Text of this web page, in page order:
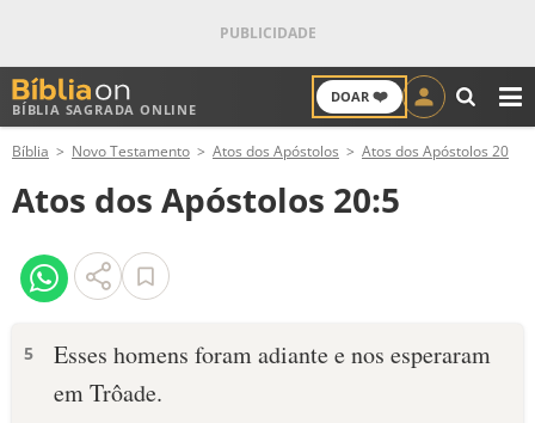
BÍBLIA SAGRADA ONLINE
DOAR ❤️
ANTIGO TESTAMENTO
NOVO TESTAMENTO
VERSÍCULOS
PALAVRA DO DIA
Bíblia Novo Testamento Atos dos Apóstolos Atos dos Apóstolos 20
Atos dos Apóstolos 20:5
5
Esses homens foram adiante e nos esperaram
em Trôade.